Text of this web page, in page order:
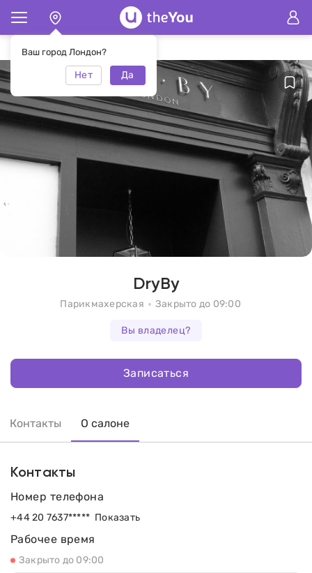
Ваш город Лондон?
Нет Да
Главная Парикмахерская DryBy
DryBy
Парикмахерская Закрыто до 09:00
Вы владелец?
Записаться
Контакты О салоне
Контакты
Рабочее время
Закрыто до 09:00
Номер телефона
+44 20 7637***** Показать